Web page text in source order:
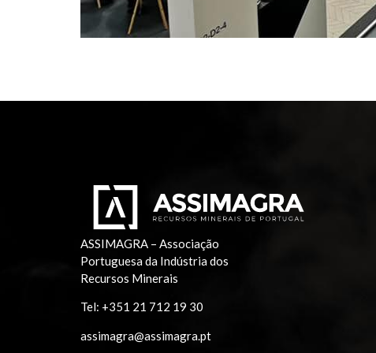
ASSIMAGRA – Associação
Portuguesa da Indústria dos
Recursos Minerais
Tel: +351 21 712 19 30
assimagra@assimagra.pt